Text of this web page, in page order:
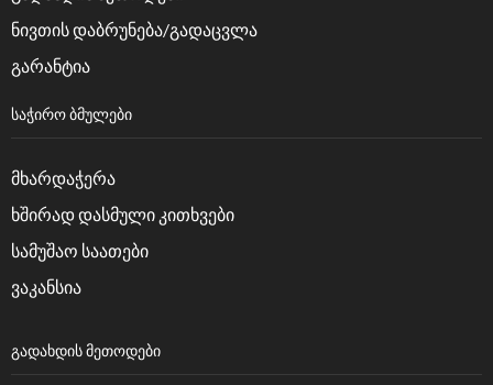
ნივთის დაბრუნება/გადაცვლა
გარანტია
ᲡᲐᲭᲘᲠᲝ ᲑᲛᲣᲚᲔᲑᲘ
მხარდაჭერა
ხშირად დასმული კითხვები
სამუშაო საათები
ვაკანსია
ᲒᲐᲓᲐᲮᲓᲘᲡ ᲛᲔᲗᲝᲓᲔᲑᲘ